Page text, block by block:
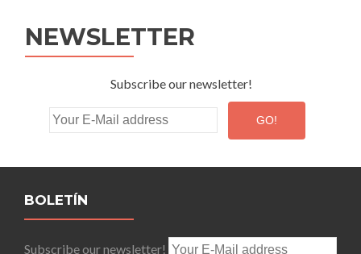
NEWSLETTER
Subscribe our newsletter!
BOLETÍN
Subscribe our newsletter!